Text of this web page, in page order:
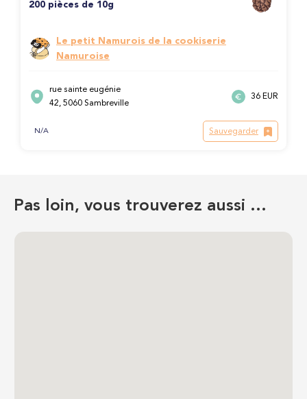
200 pièces de 10g
Le petit Namurois de la cookiserie
Namuroise
rue sainte eugénie
42, 5060 Sambreville
36 EUR
N/A Sauvegarder
Pas loin, vous trouverez aussi …